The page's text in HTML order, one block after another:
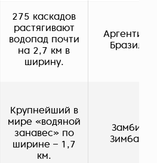
275 каскадов
растягивают
водопад почти
на 2,7 км в
ширину.
Бразилия
Крупнейший в
мире «водяной
занавес» по
ширине – 1,7
км.
Замбия /
Зимбабве